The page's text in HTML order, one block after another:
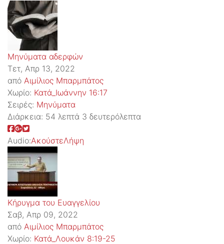
Μηνύματα αδερφών
Τετ, Απρ 13, 2022
από Αιμίλιος Μπαρμπάτος
Χωρίο: Κατά_Ιωάννην 16:17
Σειρές: Μηνύματα
Διάρκεια: 54 λεπτά 3 δευτερόλεπτα
Audio:ΑκούστεΛήψη
Κήρυγμα του Ευαγγελίου
Σαβ, Απρ 09, 2022
από Αιμίλιος Μπαρμπάτος
Χωρίο: Κατά_Λουκάν 8:19-25